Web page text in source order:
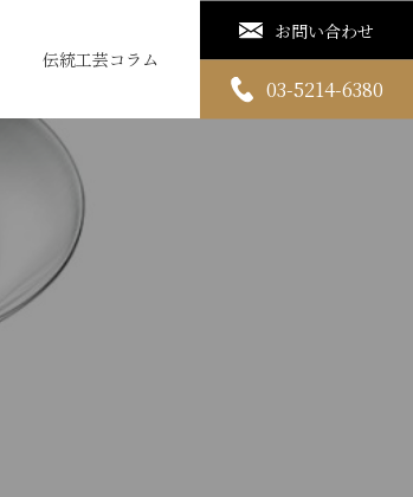
伝統工芸コラム
お問い合わせ
03-5214-6380